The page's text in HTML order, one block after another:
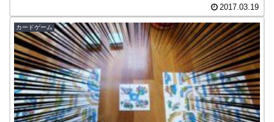
2017.03.19
カードゲーム